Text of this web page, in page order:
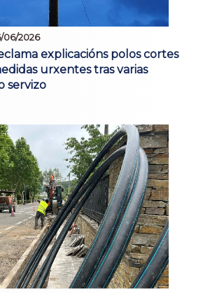
06/2026
explicacións polos cortes
urxentes tras varias
servizo